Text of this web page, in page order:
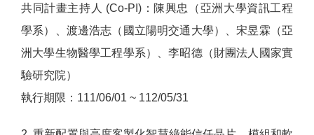
共同計畫主持人 (Co-PI)：陳興忠（亞洲大學資訊工程
學系）、渡邊浩志（國立陽明交通大學）、宋昱霖（亞
洲大學生物醫學工程學系）、李昭德（財團法人國家實
驗研究院）
執行期限：111/06/01 ~ 112/05/31